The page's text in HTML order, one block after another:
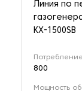
Линия по
KX-1500SB
800
Мощность